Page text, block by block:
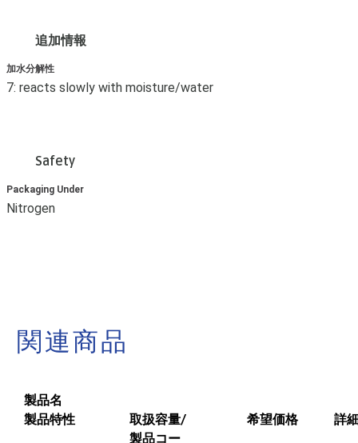
追加情報
加水分解性
7: reacts slowly with moisture/water
Safety
Packaging Under
Nitrogen
関連商品
製品名
製品特性
取扱容量/
製品コー
希望価格 詳